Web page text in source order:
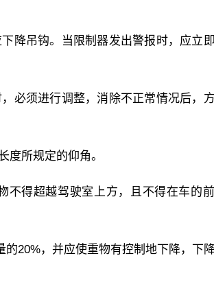
降吊钩。当限制器发出警报时，应立
必须进行调整，消除不正常情况后，
度所规定的仰角。
不得超越驾驶室上方，且不得在车的
20%，并应使重物有控制地下降，下